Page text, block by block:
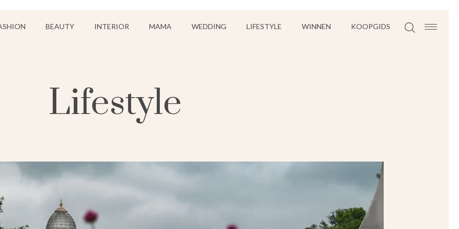
BEAUTY INTERIOR MAMA WEDDING LIFESTYLE WINNEN KOOPGIDS
Lifestyle